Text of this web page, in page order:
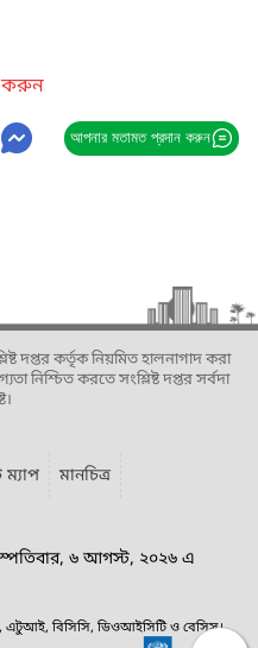
করুন
আপনার মতামত প্রদান করুন
দপ্তর কর্তৃক নিয়মিত হালনাগাদ করা
নিশ্চিত করতে সংশ্লিষ্ট দপ্তর সর্বদা
ম্যাপ মানচিত্র
৬ আগস্ট, ২০২৬ এ
এটুআই, বিসিসি, ডিওআইসিটি ও বেসিস।